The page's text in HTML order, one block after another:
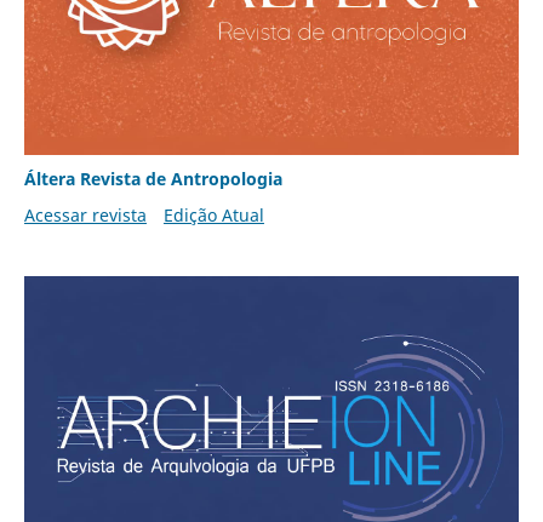
Áltera Revista de Antropologia
Acessar revista
Edição Atual